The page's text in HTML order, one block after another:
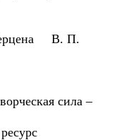
В. П.
сила –